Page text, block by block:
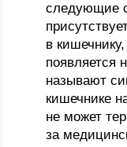
следующие
в
появляется
называют
кишечнике
не может
за